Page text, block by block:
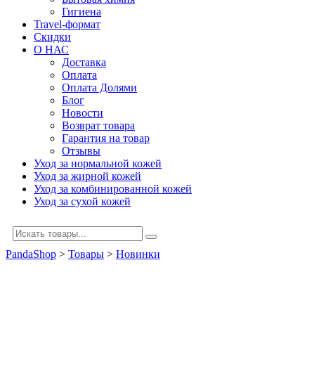
Гигиена
Travel-формат
Скидки
О НАС
Доставка
Оплата
Оплата Долями
Блог
Новости
Возврат товара
Гарантия на товар
Отзывы
Уход за нормальной кожей
Уход за жирной кожей
Уход за комбинированной кожей
Уход за сухой кожей
PandaShop > Товары > Новинки